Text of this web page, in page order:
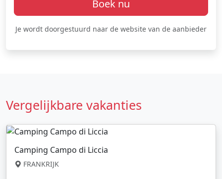
Boek nu
Je wordt doorgestuurd naar de website van de aanbieder
Vergelijkbare vakanties
Camping Campo di Liccia
FRANKRIJK